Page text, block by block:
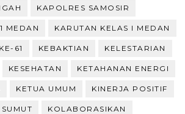
KAPOLRES SAMOSIR
MEDAN KARUTAN KELAS I MEDAN
KE-61 KEBAKTIAN KELESTARIAN
KESEHATAN KETAHANAN ENERGI
KETUA UMUM KINERJA POSITIF
KOLABORASIKAN